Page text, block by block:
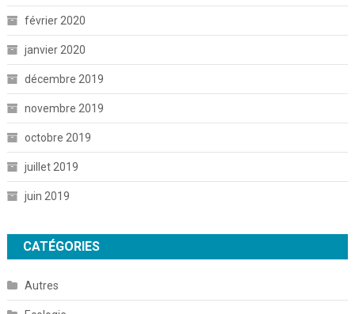
février 2020
janvier 2020
décembre 2019
novembre 2019
octobre 2019
juillet 2019
juin 2019
CATÉGORIES
Autres